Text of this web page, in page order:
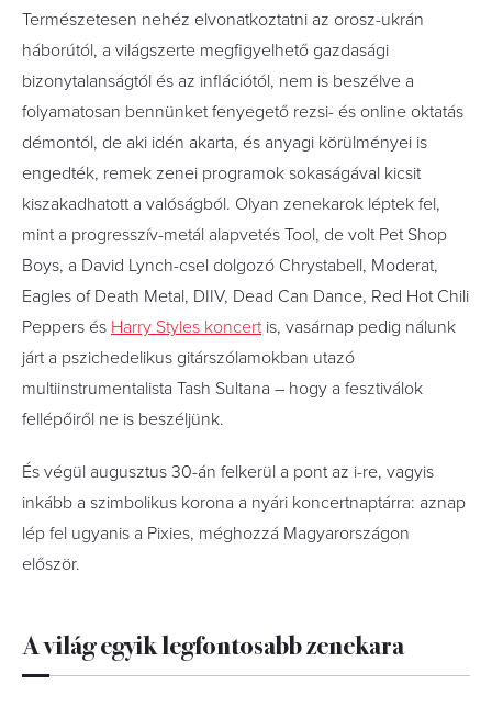
Természetesen nehéz elvonatkoztatni az orosz-ukrán
háborútól, a világszerte megfigyelhető gazdasági
bizonytalanságtól és az inflációtól, nem is beszélve a
folyamatosan bennünket fenyegető rezsi- és online oktatás
démontól, de aki idén akarta, és anyagi körülményei is
engedték, remek zenei programok sokaságával kicsit
kiszakadhatott a valóságból. Olyan zenekarok léptek fel,
mint a progresszív-metál alapvetés Tool, de volt Pet Shop
Boys, a David Lynch-csel dolgozó Chrystabell, Moderat,
Eagles of Death Metal, DIIV, Dead Can Dance, Red Hot Chili
Peppers és Harry Styles koncertis, vasárnap pedig nálunk
járt a pszichedelikus gitárszólamokban utazó
multiinstrumentalista Tash Sultana – hogy a fesztiválok
fellépőiről ne is beszéljünk.
És végül augusztus 30-án felkerül a pont az i-re, vagyis
inkább a szimbolikus korona a nyári koncertnaptárra: aznap
lép fel ugyanis a Pixies, méghozzá Magyarországon
először.
A világ egyik legfontosabb zenekara